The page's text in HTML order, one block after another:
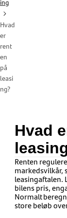
ing
Hvad
er
rent
en
på
leasi
ng?
Hvad
Renten
markedsvilkår,
leasingaftalen.
bilens pris,
Normalt
store beløb